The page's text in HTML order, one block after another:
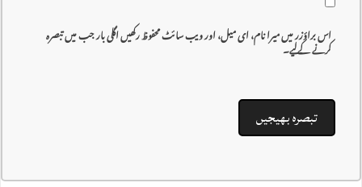
اس براؤزر میں میرا نام، ای میل، اور ویب سائٹ محفوظ رکھیں اگلی بار جب میں تبصرہ
کرنے کےلیے۔